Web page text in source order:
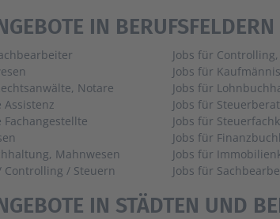
IN BERUFSFELDERN
Notare
Assistenz
Fachangestellte
Mahnwesen
Controlling / Steuern
Jobs für
Jobs für
Jobs für
Jobs für
Jobs für
Jobs für
Jobs für
Jobs für
IN STÄDTEN UND